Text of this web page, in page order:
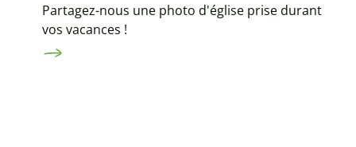
Partagez-nous une photo d'église prise durant
vos vacances !